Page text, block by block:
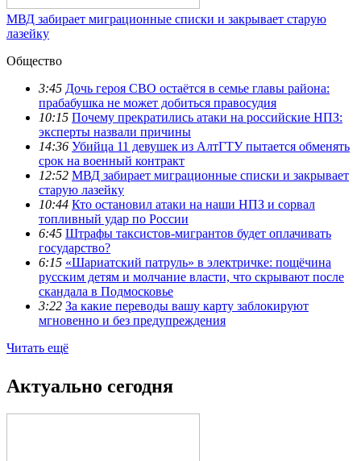
МВД забирает миграционные списки и закрывает старую
лазейку
Общество
3:45 Дочь героя СВО остаётся в семье главы района:
прабабушка не может добиться правосудия
10:15 Почему прекратились атаки на российские НПЗ:
эксперты назвали причины
14:36 Убийца 11 девушек из АлтГТУ пытается обменять
срок на военный контракт
12:52 МВД забирает миграционные списки и закрывает
старую лазейку
10:44 Кто остановил атаки на наши НПЗ и сорвал
топливный удар по России
6:45 Штрафы таксистов-мигрантов будет оплачивать
государство?
6:15 «Шариатский патруль» в электричке: пощёчина
русским детям и молчание власти, что скрывают после
скандала в Подмосковье
3:22 За какие переводы вашу карту заблокируют
мгновенно и без предупреждения
Читать ещё
Актуально сегодня